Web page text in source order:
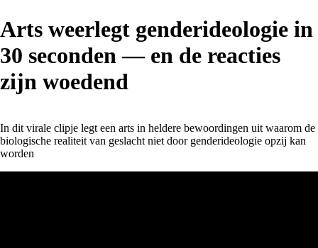
Arts weerlegt genderideologie in
30 seconden — en de reacties
zijn woedend
In dit virale clipje legt een arts in heldere bewoordingen uit waarom de
biologische realiteit van geslacht niet door genderideologie opzij kan
worden